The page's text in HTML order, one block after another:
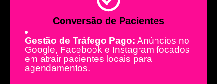
Conversão de Pacientes
Gestão de Tráfego Pago: Anúncios no
Google, Facebook e Instagram focados
em atrair pacientes locais para
agendamentos.